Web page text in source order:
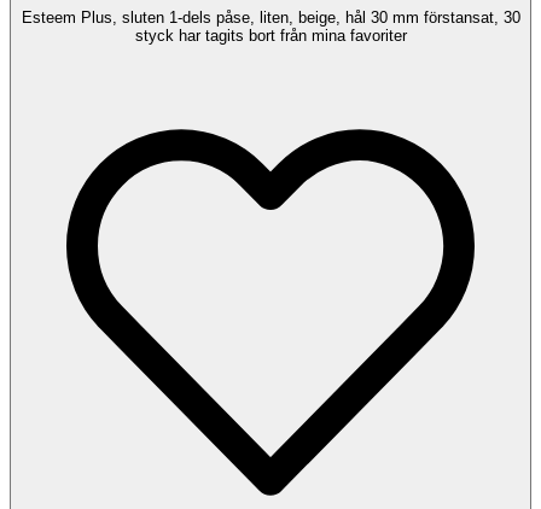
Esteem Plus, sluten 1-dels påse, liten, beige, hål 30 mm förstansat, 30
styck har tagits bort från mina favoriter